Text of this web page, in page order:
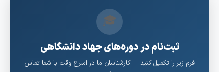
🎓
ثبت‌نام در دوره‌های جهاد دانشگاهی
فرم زیر را تکمیل کنید — کارشناسان ما در اسرع وقت با شما تماس